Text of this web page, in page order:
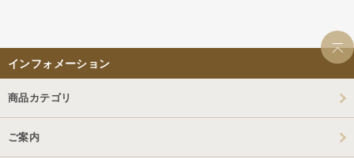
インフォメーション
商品カテゴリ
ご案内